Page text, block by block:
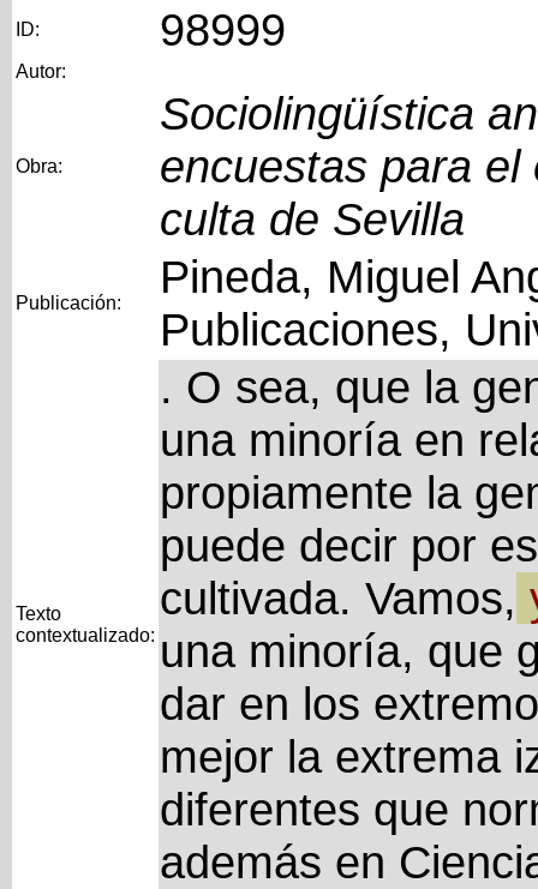
ID: 98999
Autor:
Obra:
Sociolingüística
encuestas para
culta de Sevilla
Publicación:
Pineda, Miguel
Publicaciones,
Texto
contextualizado:
. O sea, que la
una minoría en
propiamente la
puede decir por
cultivada. Vamos,
una minoría, que
dar en los
mejor la extrema
diferentes que
además en